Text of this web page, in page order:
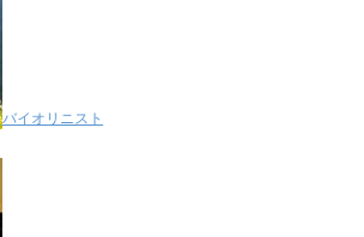
バイオリニスト